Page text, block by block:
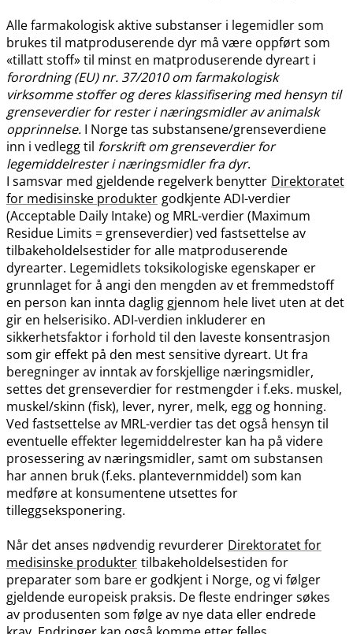
Alle farmakologisk aktive substanser i legemidler som
brukes til matproduserende dyr må være oppført som
«tillatt stoff» til minst en matproduserende dyreart i
forordning (EU) nr. 37/2010 om farmakologisk
virksomme stoffer og deres klassifisering med hensyn til
grenseverdier for rester i næringsmidler av animalsk
opprinnelse. I Norge tas substansene​/​grenseverdiene
inn i vedlegg til forskrift om grenseverdier for
legemiddelrester i næringsmidler fra dyr.
I samsvar med gjeldende regelverk benytter Direktoratet
for medisinske produkter godkjente ADI-verdier
(Acceptable Daily Intake) og MRL-verdier (Maximum
Residue Limits = grenseverdier) ved fastsettelse av
tilbakeholdelsestider for alle matproduserende
dyrearter. Legemidlets toksikologiske egenskaper er
grunnlaget for å angi den mengden av et fremmedstoff
en person kan innta daglig gjennom hele livet uten at det
gir en helserisiko. ADI-verdien inkluderer en
sikkerhetsfaktor i forhold til den laveste konsentrasjon
som gir effekt på den mest sensitive dyreart. Ut fra
beregninger av inntak av forskjellige næringsmidler,
settes det grenseverdier for restmengder i f.eks. muskel,
muskel​/​skinn (fisk), lever, nyrer, melk, egg og honning.
Ved fastsettelse av MRL-verdier tas det også hensyn til
eventuelle effekter legemiddelrester kan ha på videre
prosessering av næringsmidler, samt om substansen
har annen bruk (f.eks. plantevernmiddel) som kan
medføre at konsumentene utsettes for
tilleggseksponering.
Når det anses nødvendig revurderer Direktoratet for
medisinske produkter tilbakeholdelsestiden for
preparater som bare er godkjent i Norge, og vi følger
gjeldende europeisk praksis. De fleste endringer søkes
av produsenten som følge av nye data eller endrede